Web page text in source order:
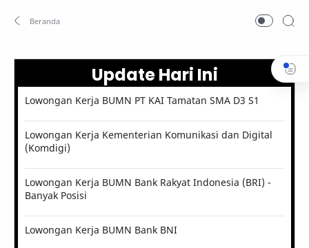
Update Hari Ini
Lowongan Kerja BUMN PT KAI Tamatan SMA D3 S1
Lowongan Kerja Kementerian Komunikasi dan Digital
(Komdigi)
Lowongan Kerja BUMN Bank Rakyat Indonesia (BRI) -
Banyak Posisi
Lowongan Kerja BUMN Bank BNI